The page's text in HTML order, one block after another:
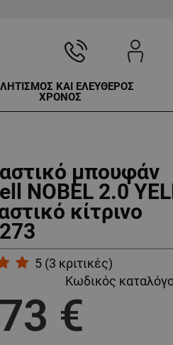
ΚΑΙ ΕΛΕΥΘΕΡΟΣ
ΧΡΟΝΟΣ
μπουφάν
NOBEL 2.0
κίτρινο
5 (3 κριτικές)
Κωδικός
€